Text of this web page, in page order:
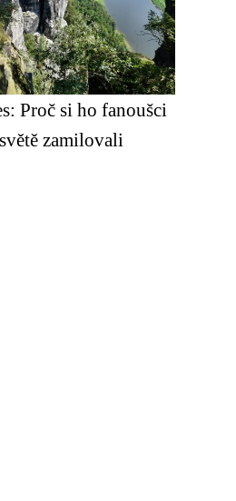
Proč si ho fanoušci
zamilovali